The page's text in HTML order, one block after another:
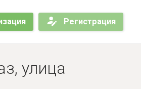
Регистрация
улица